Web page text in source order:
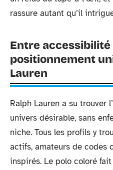
rassure autant qu’il
Entre
positionnement
Lauren
Ralph Lauren a su trouver
univers désirable, sans
niche. Tous les profils y
actifs, amateurs de codes
inspirés. Le polo coloré